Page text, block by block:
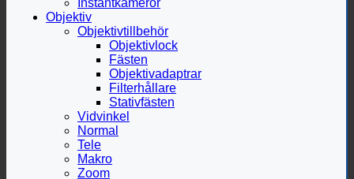
Objektiv
Objektivtillbehör
Objektivlock
Fästen
Objektivadaptrar
Filterhållare
Stativfästen
Vidvinkel
Normal
Tele
Makro
Zoom